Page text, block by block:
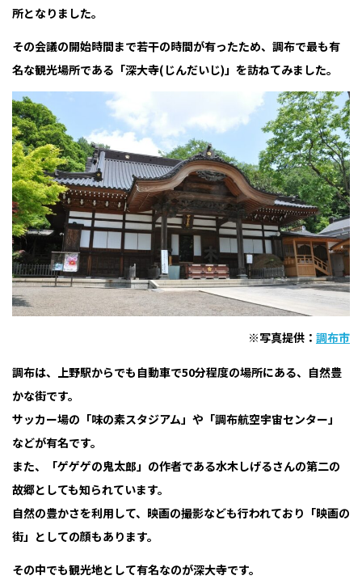
所となりました。
その会議の開始時間まで若干の時間が有ったため、調布で最も有
名な観光場所である「深大寺(じんだいじ)」を訪ねてみました。
※写真提供： 調布市
調布は、上野駅からでも自動車で50分程度の場所にある、自然豊
かな街です。
サッカー場の「味の素スタジアム」や「調布航空宇宙センター」
などが有名です。
また、「ゲゲゲの鬼太郎」の作者である水木しげるさんの第二の
故郷としても知られています。
自然の豊かさを利用して、映画の撮影なども行われており「映画の
街」としての顔もあります。
その中でも観光地として有名なのが深大寺です。